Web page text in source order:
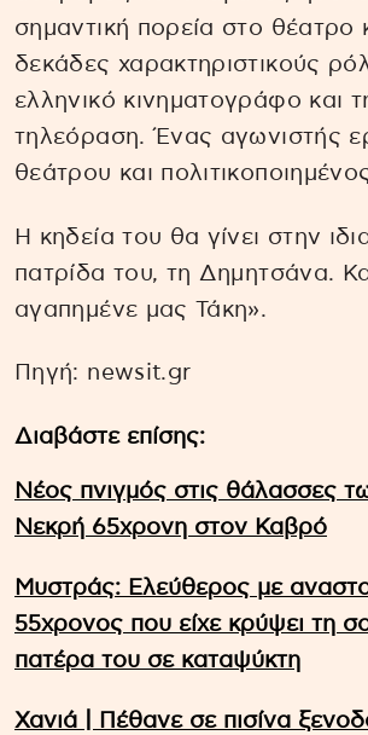
σημαντική πορεία στο θέατρο
δεκάδες χαρακτηριστικούς
ελληνικό κινηματογράφο και
τηλεόραση. Ένας αγωνιστής
θεάτρου και
Η κηδεία του θα γίνει στην
πατρίδα του, τη Δημητσάνα.
αγαπημένε μας Τάκη».
Πηγή: newsit.gr
Διαβάστε επίσης:
Νέος πνιγμός στις θάλασσες
Νεκρή 65χρονη στον Καβρό
Μυστράς: Ελεύθερος με
55χρονος που είχε κρύψει τη
πατέρα του σε καταψύκτη
Χανιά | Πέθανε σε πισίνα